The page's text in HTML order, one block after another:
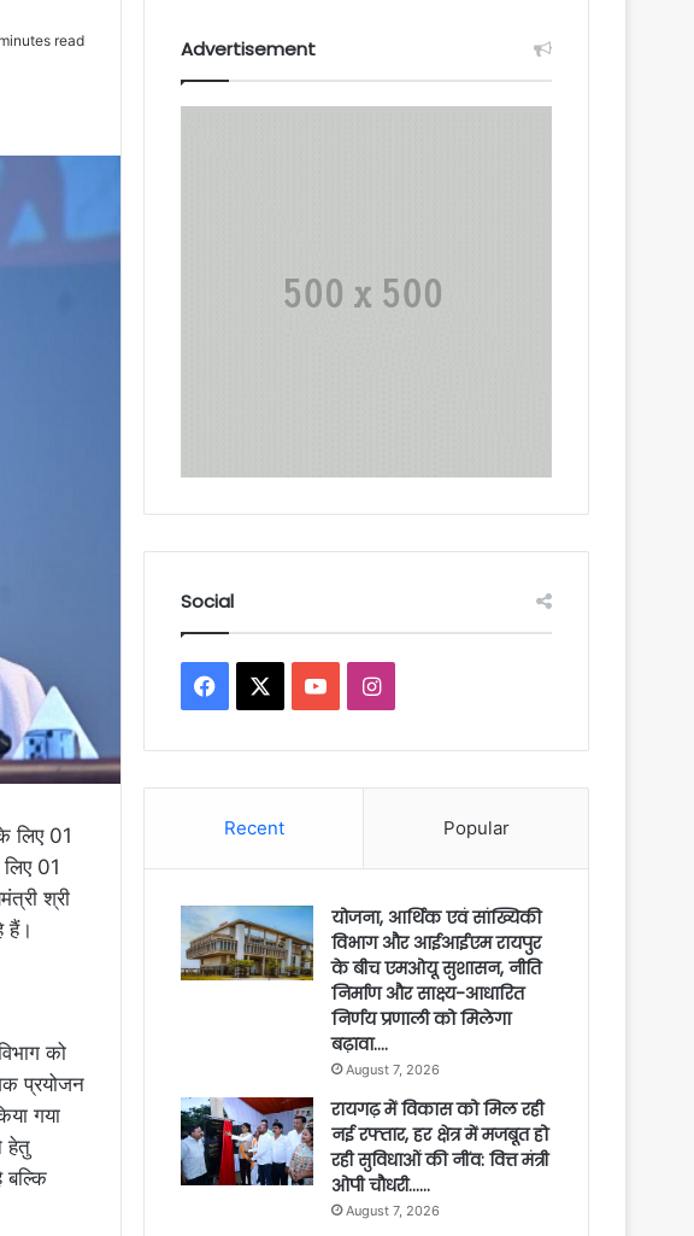
read
लिए 01
01
श्री
हैं।
को
प्रयोजन
गया
हेतु
बल्कि
Advertisement
Social
Facebook YouTubeInstagram
Recent Popular
योजना, आर्थिक एवं सांख्यिकी
विभाग और आईआईएम रायपुर
के बीच एमओयू सुशासन, नीति
निर्माण और साक्ष्य-आधारित
निर्णय प्रणाली को मिलेगा
बढ़ावा….
August 7, 2026
रायगढ़ में विकास को मिल रही
नई रफ्तार, हर क्षेत्र में मजबूत हो
रही सुविधाओं की नींव: वित्त मंत्री
ओपी चौधरी……
August 7, 2026